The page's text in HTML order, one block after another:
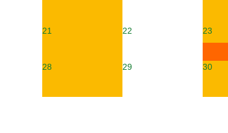
21 22 23
28 29 30